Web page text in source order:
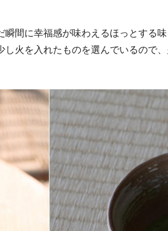
間に幸福感が味わえるほっとする
火を入れたものを選んでいるので